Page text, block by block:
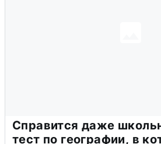
Справится даже
тест по географии, в